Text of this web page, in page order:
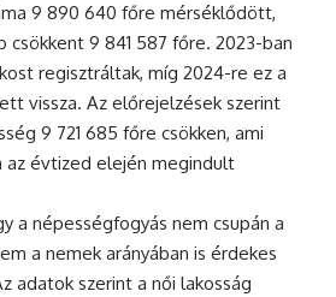
9 890 640 főre mérséklődött,
csökkent 9 841 587 főre. 2023-ban
regisztráltak, míg 2024-re ez a
vissza. Az előrejelzések szerint
9 721 685 főre csökken, ami
évtized elején megindult
a népességfogyás nem csupán a
a nemek arányában is érdekes
adatok szerint a női lakosság